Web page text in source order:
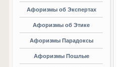
Афоризмы об Экспертах
Афоризмы об Этике
Афоризмы Парадоксы
Афоризмы Пошлые